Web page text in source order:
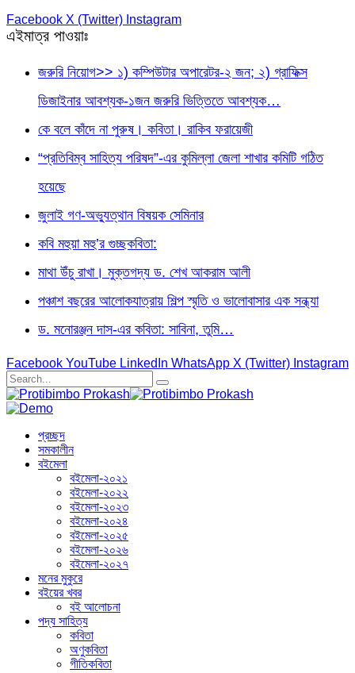
Facebook X (Twitter) Instagram
এইমাত্র পাওয়াঃ
জরুরি নিয়োগ>> ১) কম্পিউটার অপারেটর-২ জন; ২) গ্রাফিক্স
ডিজাইনার আবশ্যক-১জন জরুরি ভিত্তিতে আবশ্যক…
কে বলে কাঁদে না পুরুষ। কবিতা। রাকিব ফরায়েজী
“প্রতিবিম্ব সাহিত্য পরিষদ”-এর কুমিল্লা জেলা শাখার কমিটি গঠিত
হয়েছে
জুলাই গণ-অভ্যুত্থান বিষয়ক সেমিনার
কবি মহুয়া মহু’র গুচ্ছকবিতা:
মাথা উঁচু রাখা। মুক্তগদ্য ড. শেখ আকরাম আলী
পঞ্চাশ বছরের আলোকযাত্রায় শিল্প স্মৃতি ও ভালোবাসার এক সন্ধ্যা
ড. মনোরঞ্জন দাস-এর কবিতা: সাবিনা, তুমি…
Facebook YouTube LinkedIn WhatsApp X (Twitter) Instagram
প্রচ্ছদ
সমকালীন
বইমেলা
বইমেলা-২০২১
বইমেলা-২০২২
বইমেলা-২০২৩
বইমেলা-২০২৪
বইমেলা-২০২৫
বইমেলা-২০২৬
বইমেলা-২০২৭
মনের মুকুরে
বইয়ের খবর
বই আলোচনা
পদ্য সাহিত্য
কবিতা
অণুকবিতা
গীতিকবিতা